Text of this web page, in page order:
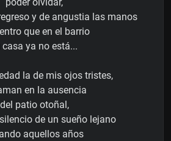
poder olvidar,
y de angustia las manos
que en el barrio
casa ya no está...
la de mis ojos tristes,
en la ausencia
del patio otoñal,
de un sueño lejano
aquellos años